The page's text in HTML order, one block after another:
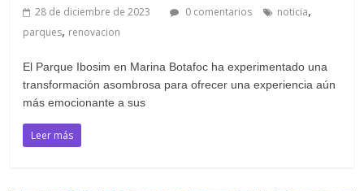
28 de diciembre de 2023 0 comentarios noticia,
parques, renovacion
El Parque Ibosim en Marina Botafoc ha experimentado una
transformación asombrosa para ofrecer una experiencia aún
más emocionante a sus
Leer más